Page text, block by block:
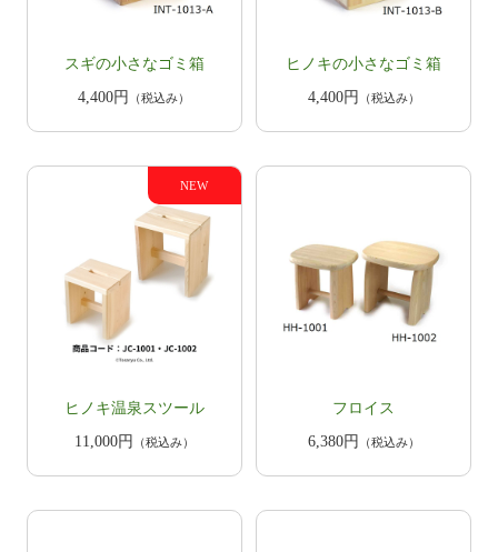
スギの小さなゴミ箱
4,400円
（税込み）
ヒノキの小さなゴミ箱
4,400円
（税込み）
ヒノキ温泉スツール
11,000円
（税込み）
フロイス
6,380円
（税込み）